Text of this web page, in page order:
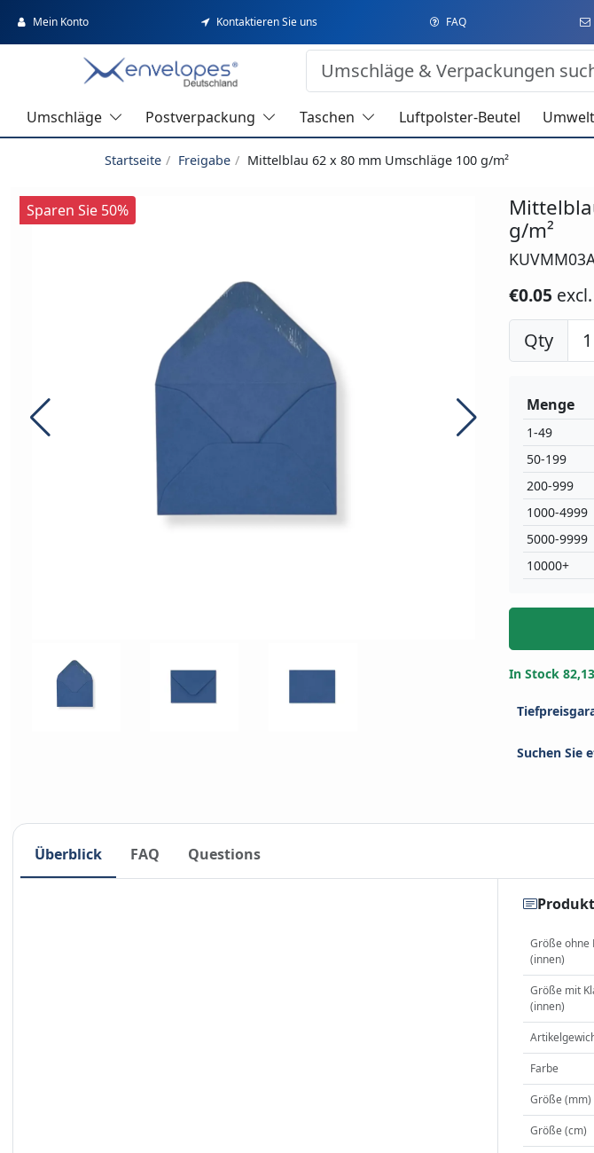
Mein Konto Kontaktieren Sie uns FAQ
Umschläge Postverpackung Taschen Luftpolster-Beutel
Startseite Freigabe Mittelblau 62 x 80 mm Umschläge 100 g/m²
Sparen Sie 50%
g/m²
€0.05
Qty
Menge
1-49
50-199
200-999
1000-4999
5000-9999
10000+
In Stock
Suchen Sie
Überblick FAQ Questions
Größe ohne
(innen)
Größe mit
(innen)
Farbe
Größe (mm)
Größe (cm)